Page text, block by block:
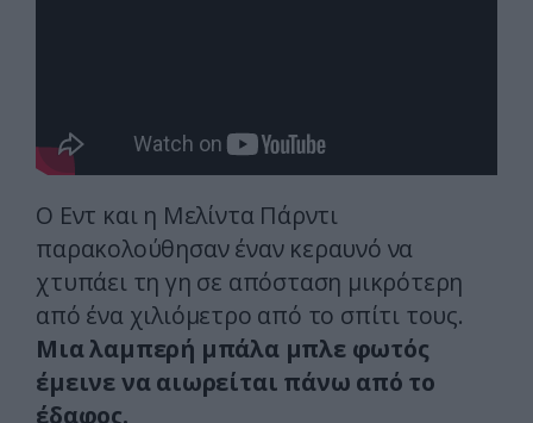
Ο Εντ και η Μελίντα Πάρντι
παρακολούθησαν έναν κεραυνό να
χτυπάει τη γη σε απόσταση μικρότερη
από ένα χιλιόμετρο από το σπίτι τους.
Μια λαμπερή μπάλα μπλε φωτός
έμεινε να αιωρείται πάνω από το
έδαφος.